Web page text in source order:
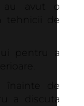
au avut o
tehnicii de
pentru a
înainte de
a discuta